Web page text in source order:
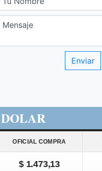
DOLAR
OFICIAL COMPRA
$ 1.473,13